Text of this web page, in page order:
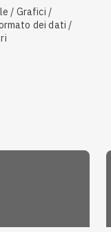
/ Grafici /
dei dati /